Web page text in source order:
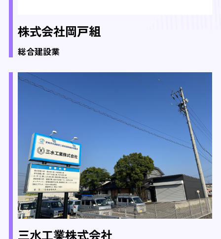
株式会社岡戸組
総合建設業
三水工業株式会社